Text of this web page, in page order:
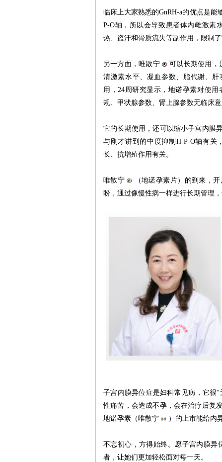
临床上大家熟悉的GnRH-a的优点是
P-O轴，所以会导致患者体内雌激素
热、盗汗和骨质流失等副作用，限制
另一方面，唯散宁
可以长期使用，
清激素水平、凝血参数、脂代谢、肝
用，24周研究显示，地诺孕素对使
规、甲状腺参数、肾上腺参数无临床意
它的长期使用，还可以缩小子宫内膜
与刚才讲到的中度抑制H-P-O轴有关
长、抗增殖作用有关。
唯散宁
（地诺孕素片）的到来，
盼，通过像慢性病一样进行长期管理
子宫内膜异位症是妇科常见病，它很
性痛苦，会造成不孕，会在治疗后复
地诺孕素（唯散宁
）的上市能给内
不忘初心，方得始终。愿子宫内膜异
者，让她们更加轻松面对每一天。